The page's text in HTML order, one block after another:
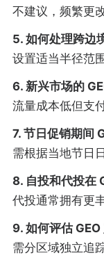
不建议，频繁更
5. 如何处理跨边
设置适当半径范
6. 新兴市场的
流量成本低但支
7. 节日促销期间
需根据当地节日
8. 自投和代投在
代投通常拥有更
9. 如何评估 GEO
需分区域独立追